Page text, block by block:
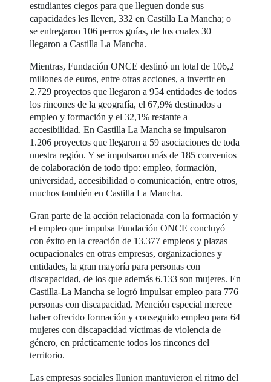
estudiantes ciegos para que lleguen donde sus
capacidades les lleven, 332 en Castilla La Mancha; o
se entregaron 106 perros guías, de los cuales 30
llegaron a Castilla La Mancha.
Mientras, Fundación ONCE destinó un total de 106,2
millones de euros, entre otras acciones, a invertir en
2.729 proyectos que llegaron a 954 entidades de todos
los rincones de la geografía, el 67,9% destinados a
empleo y formación y el 32,1% restante a
accesibilidad. En Castilla La Mancha se impulsaron
1.206 proyectos que llegaron a 59 asociaciones de toda
nuestra región. Y se impulsaron más de 185 convenios
de colaboración de todo tipo: empleo, formación,
universidad, accesibilidad o comunicación, entre otros,
muchos también en Castilla La Mancha.
Gran parte de la acción relacionada con la formación y
el empleo que impulsa Fundación ONCE concluyó
con éxito en la creación de 13.377 empleos y plazas
ocupacionales en otras empresas, organizaciones y
entidades, la gran mayoría para personas con
discapacidad, de los que además 6.133 son mujeres. En
Castilla-La Mancha se logró impulsar empleo para 776
personas con discapacidad. Mención especial merece
haber ofrecido formación y conseguido empleo para 64
mujeres con discapacidad víctimas de violencia de
género, en prácticamente todos los rincones del
territorio.
Las empresas sociales Ilunion mantuvieron el ritmo del